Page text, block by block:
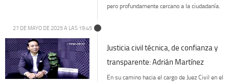
pero profundamente cercano a la ciudadanía.
27 DE MAYO DE 2025 A LAS 19:45
Justicia civil técnica, de confianza y
transparente: Adrián Martínez
En su camino hacia el cargo de Juez Civil en el